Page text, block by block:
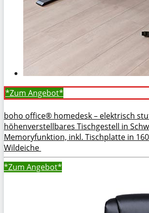
*Zum Angebot*
boho office® homedesk – elektrisch
höhenverstellbares Tischgestell in
Memoryfunktion, inkl. Tischplatte in
Wildeiche
*Zum Angebot*